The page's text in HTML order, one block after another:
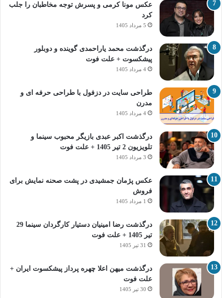
عکس مونا کرمی و پسرش توجه مخاطبان را جلب
کرد
5 مرداد 1405
درگذشت محمد یاراحمدی گوینده و دوبلور
پیشکسوت + علت فوت
4 مرداد 1405
طراحی سایت در دزفول با طراحی حرفه‌ ای و
مدرن
4 مرداد 1405
درگذشت اکبر عبدی بازیگر محبوب سینما و
تلویزیون 2 تیر 1405 + علت فوت
3 مرداد 1405
عکس پژمان جمشیدی در پشت صحنه نمایش برای
فروش
1 مرداد 1405
درگذشت رضا امینیان دستیار کارگردان سینما 29
تیر 1405 + علت فوت
31 تیر 1405
درگذشت میهن اعلا چهره پرداز پیشکسوت ایران +
علت فوت
30 تیر 1405